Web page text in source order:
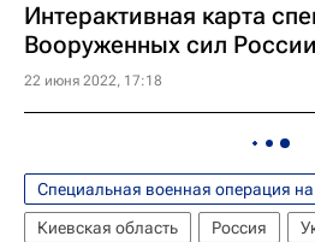
Интерактивная карта
Вооруженных сил
22 июня 2022, 17:18
Специальная военная операция
Киевская область
Россия